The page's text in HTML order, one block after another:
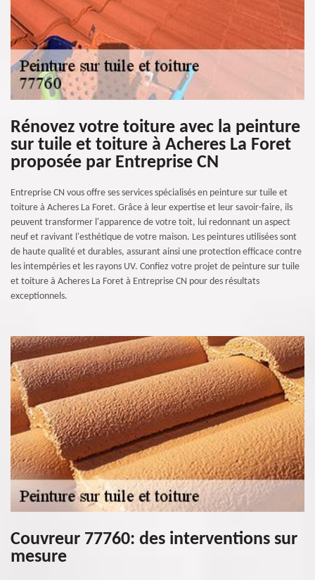
Rénovez votre toiture avec la peinture
sur tuile et toiture à Acheres La Foret
proposée par Entreprise CN
Entreprise CN vous offre ses services spécialisés en peinture sur tuile et
toiture à Acheres La Foret. Grâce à leur expertise et leur savoir-faire, ils
peuvent transformer l'apparence de votre toit, lui redonnant un aspect
neuf et ravivant l'esthétique de votre maison. Les peintures utilisées sont
de haute qualité et durables, assurant ainsi une protection efficace contre
les intempéries et les rayons UV. Confiez votre projet de peinture sur tuile
et toiture à Acheres La Foret à Entreprise CN pour des résultats
exceptionnels.
Couvreur 77760: des interventions sur
mesure